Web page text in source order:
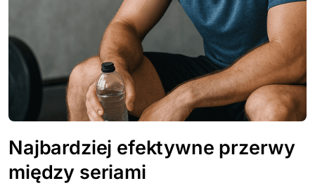
Najbardziej efektywne przerwy
między seriami